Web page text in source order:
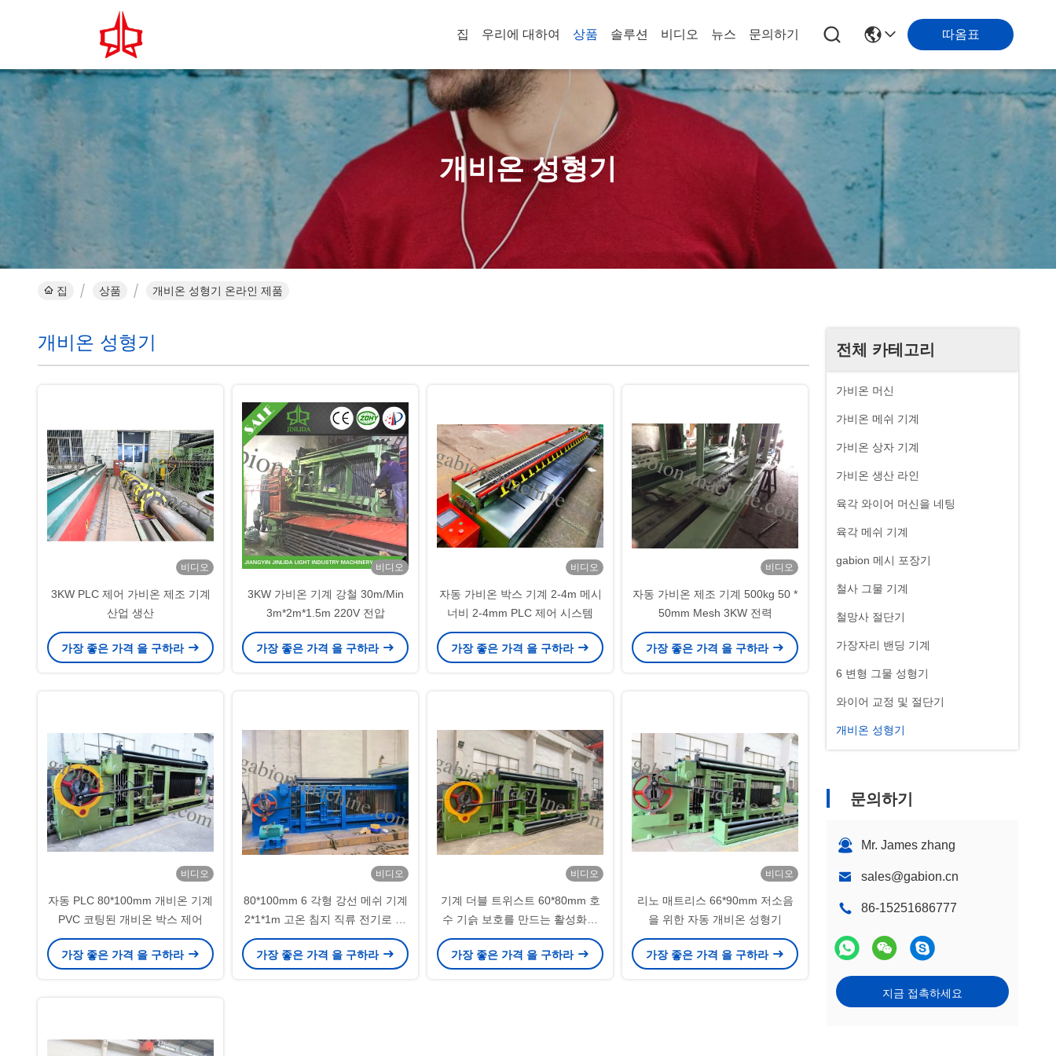
집 우리에 대하여 상품 솔루션 비디오 뉴스 문의하기 따옴표
개비온 성형기
집 상품 개비온 성형기 온라인 제품
전체 카테고리
가비온 머신
가비온 메쉬 기계
가비온 상자 기계
가비온 생산 라인
육각 와이어 머신을 네팅
육각 메쉬 기계
gabion 메시 포장기
철사 그물 기계
철망사 절단기
가장자리 밴딩 기계
6 변형 그물 성형기
와이어 교정 및 절단기
개비온 성형기
문의하기
Mr. James zhang
sales@gabion.cn
86-15251686777
지금 접촉하세요
개비온 성형기
비디오
3KW PLC 제어 가비온 제조 기계
산업 생산
가장 좋은 가격 을 구하라
비디오
3KW 가비온 기계 강철 30m/Min
3m*2m*1.5m 220V 전압
가장 좋은 가격 을 구하라
비디오
자동 가비온 박스 기계 2-4m 메시
너비 2-4mm PLC 제어 시스템
가장 좋은 가격 을 구하라
비디오
자동 가비온 제조 기계 500kg 50 *
50mm Mesh 3KW 전력
가장 좋은 가격 을 구하라
비디오
자동 PLC 80*100mm 개비온 기계
PVC 코팅된 개비온 박스 제어
가장 좋은 가격 을 구하라
비디오
80*100mm 6 각형 강선 메쉬 기계
2*1*1m 고온 침지 직류 전기로 자
극된 개비온 박스
가장 좋은 가격 을 구하라
비디오
기계 더블 트위스트 60*80mm 호
수 기슭 보호를 만드는 활성화한
개비온
가장 좋은 가격 을 구하라
비디오
리노 매트리스 66*90mm 저소음
을 위한 자동 개비온 성형기
가장 좋은 가격 을 구하라